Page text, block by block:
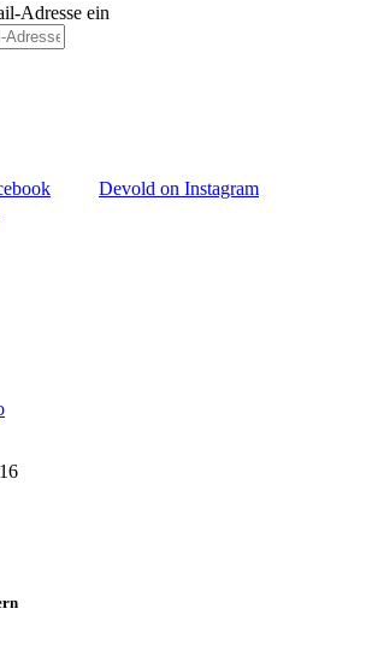
Adresse ein
Devold on Instagram